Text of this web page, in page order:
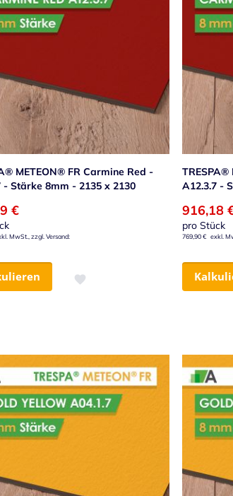
METEON® FR Carmine Red -
- Stärke 8mm - 2135 x 2130
€
Zur Wunschliste hinzufügen
TRESPA®
A12.3.7 -
916,18
pro Stück
769,90 €